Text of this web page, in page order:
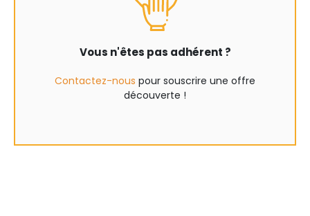
Vous n'êtes pas adhérent ?
Contactez-nous pour souscrire une offre
découverte !